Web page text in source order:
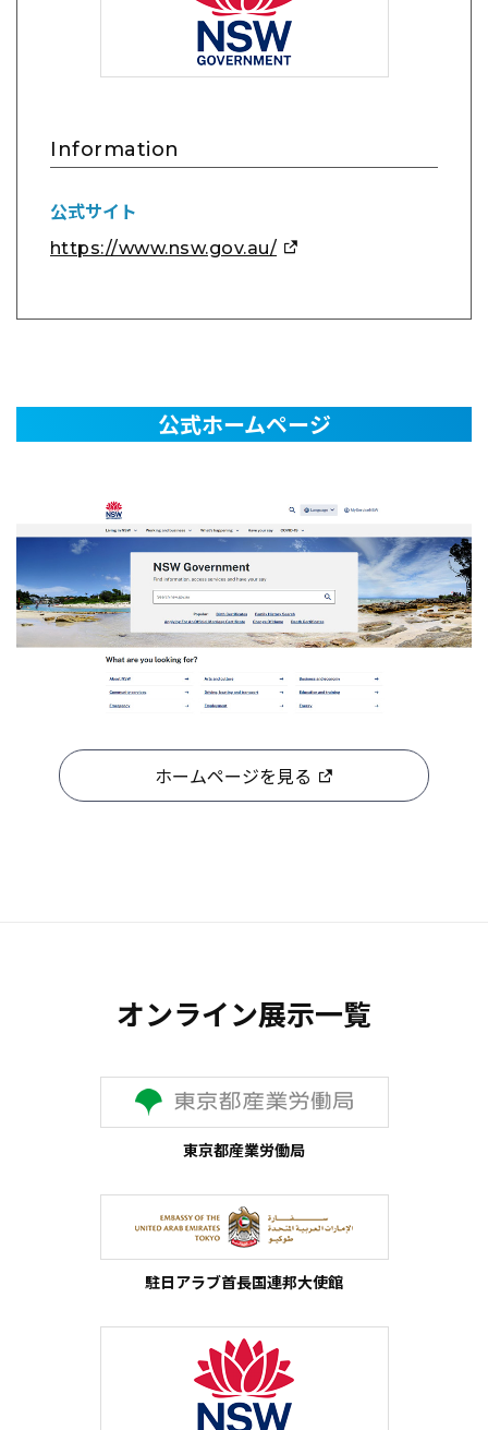
Information
公式サイト
https://www.nsw.gov.au/
公式ホームページ
ホームページを見る
オンライン展示一覧
東京都産業労働局
駐日アラブ首長国連邦大使館